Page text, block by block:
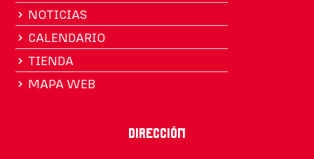
NOTICIAS
CALENDARIO
TIENDA
MAPA WEB
Dirección